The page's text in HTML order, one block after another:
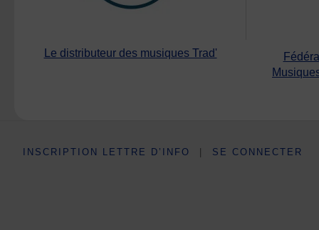
Le distributeur des musiques Trad'
INSCRIPTION LETTRE D’INFO | SE CONNECTER